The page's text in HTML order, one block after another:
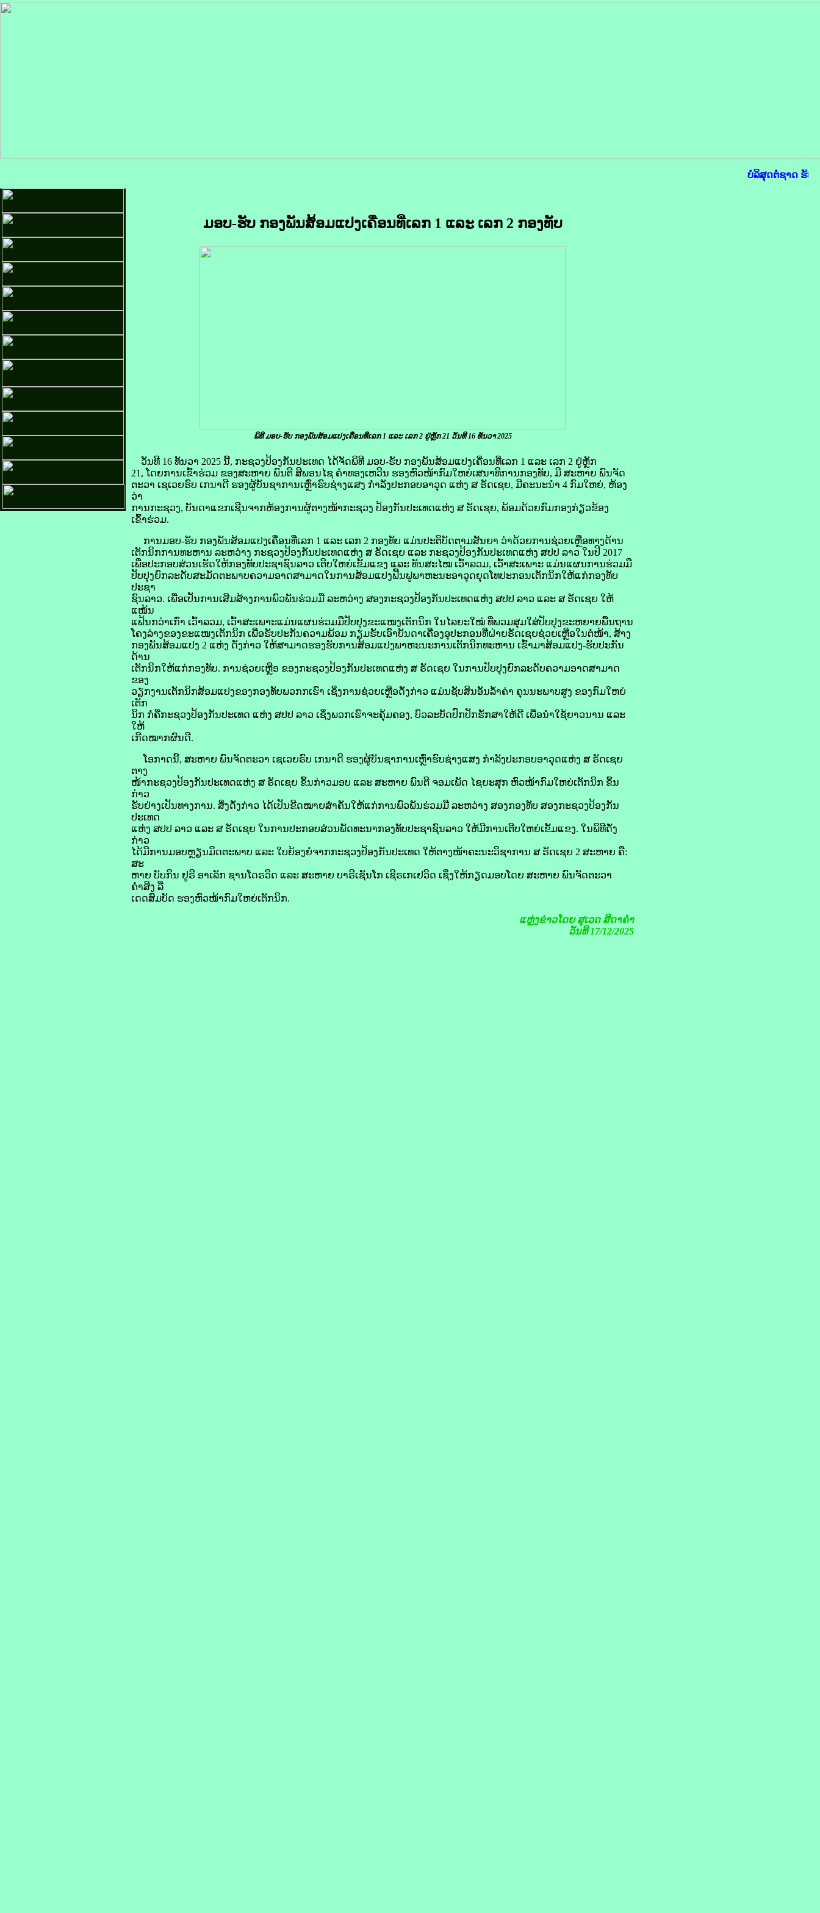
ບໍລິສຸດຕໍ່ຊາດ ຮັບໃ
ມອບ-ຮັບ ກອງພັນສ້ອມແປງເຄື່ອນທີ່ເລກ 1 ແລະ ເລກ 2 ກອງທັບ
ພິທີ ມອບ-ຮັບ ກອງພັນສ້ອມແປງເຄື່ອນທີ່ເລກ 1 ແລະ ເລກ 2 ຢູ່ຫຼັກ 21 ​ວັນທີ 16 ທັນວາ 2025
ວັນທີ 16 ທັນວາ 2025 ນີ້, ກະຊວງປ້ອງກັນປະເທດ ໄດ້ຈັດພິທີ ມອບ-ຮັບ ກອງພັນສ້ອມແປງເຄື່ອນທີ່ເລກ 1 ແລະ ເລກ 2 ຢູ່ຫຼັກ
21, ໂດຍການເຂົ້າຮ່ວມ ຂອງສະຫາຍ ພົນຕີ ສີພອນໄຊ ຄໍາທອງເຫວີນ ຮອງຫົວໜ້າກົມໃຫຍ່ເສນາທິການກອງທັບ, ມີ ສະຫາຍ ພົນຈັດ
ຕະວາ ເຊເວຍຣົບ ເກນາດີ ຮອງຜູ້ບັນຊາການເຫຼົ່າຮົບຊ່າງແສງ ກຳລັງປະກອບອາວຸດ ແຫ່ງ ສ ຣັດເຊຍ, ມີຄະນະນໍາ 4 ກົມໃຫຍ່, ຫ້ອງ
ວ່າ
ການກະຊວງ, ບັນດາແຂກເຊີນຈາກຫ້ອງການຜູ້ຕາງໜ້າກະຊວງ ປ້ອງກັນປະເທດແຫ່ງ ສ ຣັດເຊຍ, ພ້ອມດ້ວຍກົມກອງກ່ຽວຂ້ອງ
ເຂົ້າຮ່ວມ.
ການມອບ-ຮັບ ກອງພັນສ້ອມແປງເຄື່ອນທີ່ເລກ 1 ແລະ ເລກ 2 ກອງທັບ ແມ່ນປະຕິບັດຕາມສັນຍາ ວ່າດ້ວຍການຊ່ວຍເຫຼືອທາງດ້ານ
ເຕັກນິກການທະຫານ ລະຫວ່າງ ກະຊວງປ້ອງກັນປະເທດແຫ່ງ ສ ຣັດເຊຍ ແລະ ກະຊວງປ້ອງກັນປະເທດແຫ່ງ ສປປ ລາວ ໃນປີ 2017
ເພື່ອປະກອບສ່ວນເຮັດໃຫ້ກອງທັບປະຊາຊົນລາວ ເຕີບໃຫຍ່ເຂັ້ມແຂງ ແລະ ທັນສະໄໝ ເວົ້າລວມ, ເວົ້າສະເພາະ ແມ່ນແຜນການຮ່ວມມື
ປັບປຸງຍົກລະດັບສະມັດຕະພາບຄວາມອາດສາມາດໃນການສ້ອມແປງຟື້ນຟູພາຫະນະອາວຸດຍຸດໂທປະກອນເຕັກນິກໃຫ້ແກ່ກອງທັບ
ປະຊາ
ຊົນລາວ. ເພື່ອເປັນການເສີມສ້າງການພົວພັນຮ່ວມມື ລະຫວ່າງ ສອງກະຊວງປ້ອງກັນປະເທດແຫ່ງ ສປປ ລາວ ແລະ ສ ຣັດເຊຍ ໃຫ້
ແໜ້ນ
ແຟ້ນກວ່າເກົ່າ ເວົ້າລວມ, ເວົ້າສະເພາະແມ່ນແຜນຮ່ວມມືປັບປຸງຂະແໜງເຕັກນິກ ໃນໄລຍະໃໝ່ ທີ່ພວມສຸມໃສ່ປັບປຸງຂະຫຍາຍພື້ນຖານ
ໂຄງລ່າງຂອງຂະແໜງເຕັກນິກ ເພື່ອຮັບປະກັນຄວາມພ້ອມ ກຽມຮັບເອົາບັນດາເຄື່ອງອຸປະກອນທີ່ຝ່າຍຣັດເຊຍຊ່ວຍເຫຼືອໃນຕໍ່ໜ້າ, ສ້າງ
ກອງພັນສ້ອມແປງ 2 ແຫ່ງ ດັ່ງກ່າວ ໃຫ້ສາມາດຮອງຮັບການສ້ອມແປງພາຫະນະການເຕັກນິກທະຫານ ເຂົ້າມາສ້ອມແປງ-ຮັບປະກັນ
ດ້ານ
ເຕັກນິກໃຫ້ແກ່ກອງທັບ. ການຊ່ວຍເຫຼືອ ຂອງກະຊວງປ້ອງກັນປະເທດແຫ່ງ ສ ຣັດເຊຍ ໃນການປັບປຸງຍົກລະດັບຄວາມອາດສາມາດ
ຂອງ
ວຽກງານເຕັກນິກສ້ອມແປງຂອງກອງທັບພວກກເຮົາ ເຊິ່ງການຊ່ວຍເຫຼືອດັ່ງກ່າວ ແມ່ນຊັບສິນອັນລໍ້າຄ່າ ຄຸນນະພາບສູງ ຂອງກົມໃຫຍ່
ເຕັກ
ນິກ ກໍຄືກະຊວງປ້ອງກັນປະເທດ ແຫ່ງ ສປປ ລາວ ເຊິ່ງພວກເຮົາຈະຄຸ້ມຄອງ, ບົວລະບັດປົກປັກຮັກສາໃຫ້ດີ ເພື່ອນໍາໃຊ້ຍາວນານ ແລະ
ໃຫ້
ເກີດໝາກຜົນດີ.
ໂອກາດນີ້, ສະຫາຍ ພົນຈັດຕະວາ ເຊເວຍຣົບ ເກນາດີ ຮອງຜູ້ບັນຊາການເຫຼົ່າຮົບຊ່າງແສງ ກຳລັງປະກອບອາວຸດແຫ່ງ ສ ຣັດເຊຍ
ຕາງ
ໜ້າກະຊວງປ້ອງກັນປະເທດແຫ່ງ ສ ຣັດເຊຍ ຂຶ້ນກ່າວມອບ ແລະ ສະຫາຍ ພົນຕີ ຈອມເພັດ ໄຊຍະສຸກ ຫົວໜ້າກົມໃຫຍ່ເຕັກນິກ ຂຶ້ນ
ກ່າວ
ຮັບຢ່າງເປັນທາງການ. ສິ່ງດັ່ງກ່າວ ໄດ້ເປັນຂີດໝາຍສໍາຄັນໃຫ້ແກ່ການພົວພັນຮ່ວມມື ລະຫວ່າງ ສອງກອງທັບ ສອງກະຊວງປ້ອງກັນ
ປະເທດ
ແຫ່ງ ສປປ ລາວ ແລະ ສ ຣັດເຊຍ ໃນການປະກອບສ່ວນພັດທະນາກອງທັບປະຊາຊົນລາວ ໃຫ້ມີການເຕີບໃຫຍ່ເຂັ້ມແຂງ. ໃນພິທີດັ່ງ
ກ່າວ
ໄດ້ມີການມອບຫຼຽນມິດຕະພາບ ແລະ ໃບຍ້ອງຍໍຈາກກະຊວງປ້ອງກັນປະເທດ ໃຫ້ຕາງໜ້າຄະນະວິຊາການ ສ ຣັດເຊຍ 2 ສະຫາຍ ຄື:
ສະ
ຫາຍ ບັບກິນ ຢູຣີ ອາເລັກ ຊານໂດຣວິດ ແລະ ສະຫາຍ ບາຣີເຊັນໂກ ເຊີຣເກເຢວິດ ເຊິ່ງໃຫ້ກຽດມອບໂດຍ ສະຫາຍ ພົນຈັດຕະວາ
ຄໍາສິງ ລື
ເດດສົມບັດ ຮອງຫົວໜ້າກົມໃຫຍ່ເຕັກນິກ.
ແຫຼ່ງຂ່າວໂດຍສຸເວດ ສີດາຄໍາ
ວັນທີ 17/12/2025